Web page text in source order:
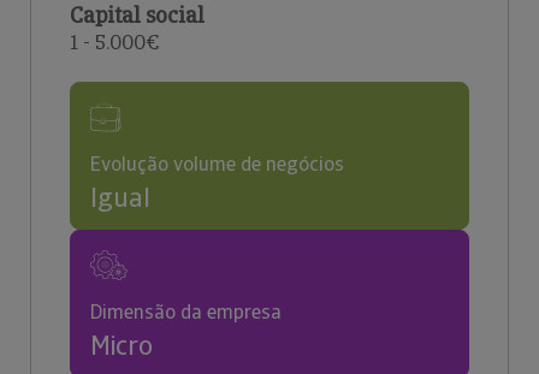
Capital social
1 - 5.000€
Evolução volume de negócios
Igual
Dimensão da empresa
Micro